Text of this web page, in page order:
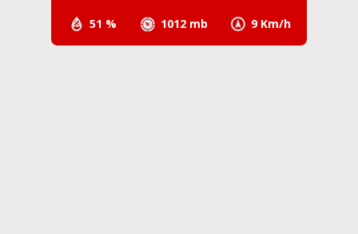
51 % 1012 mb 9 Km/h